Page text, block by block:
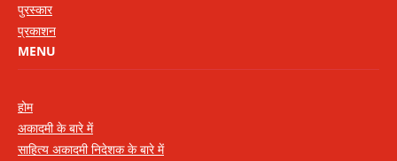
पुरस्कार
प्रकाशन
MENU
होम
अकादमी के बारे में
साहित्य अकादमी निदेशक के बारे में